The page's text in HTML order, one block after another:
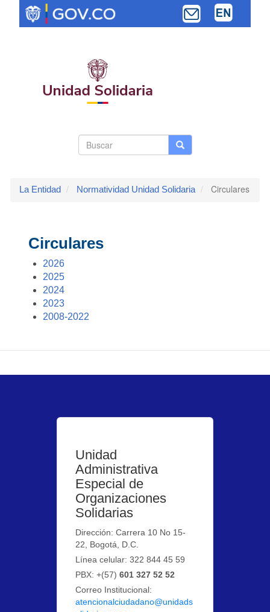
contenido
Buscar Buscar
La Entidad Normatividad Unidad Solidaria Circulares
Circulares
2026
2025
2024
2023
2008-2022
Unidad
Administrativa
Especial de
Organizaciones
Solidarias
Dirección: Carrera 10 No 15-
22, Bogotá, D.C.
Línea celular: 322 844 45 59
PBX: +(57)601 327 52 52
Correo Institucional:
atencionalciudadano@unidads